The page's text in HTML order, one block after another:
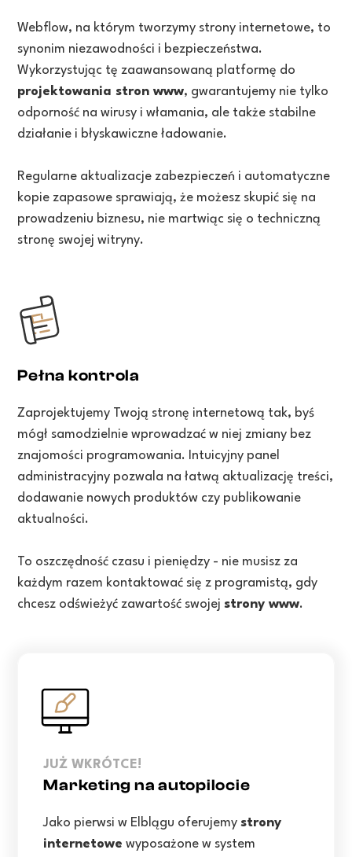
Webflow, na którym tworzymy strony internetowe, to
synonim niezawodności i bezpieczeństwa.
Wykorzystując tę zaawansowaną platformę do
projektowania stron www, gwarantujemy nie tylko
odporność na wirusy i włamania, ale także stabilne
działanie i błyskawiczne ładowanie.
Regularne aktualizacje zabezpieczeń i automatyczne
kopie zapasowe sprawiają, że możesz skupić się na
prowadzeniu biznesu, nie martwiąc się o techniczną
stronę swojej witryny.
Pełna kontrola
Zaprojektujemy Twoją stronę internetową tak, byś
mógł samodzielnie wprowadzać w niej zmiany bez
znajomości programowania. Intuicyjny panel
administracyjny pozwala na łatwą aktualizację treści,
dodawanie nowych produktów czy publikowanie
aktualności.
To oszczędność czasu i pieniędzy - nie musisz za
każdym razem kontaktować się z programistą, gdy
chcesz odświeżyć zawartość swojejstrony www.
JUŻ WKRÓTCE!
Marketing na autopilocie
Jako pierwsi w Elblągu oferujemystrony
internetowe wyposażone w system